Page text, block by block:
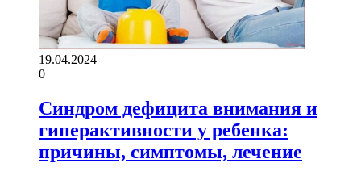
19.04.2024
0
Синдром дефицита внимания и
гиперактивности у ребенка:
причины, симптомы, лечение